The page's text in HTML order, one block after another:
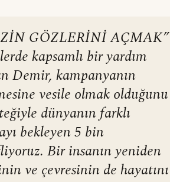
GÖZLERİNİ AÇMAK”
kapsamlı bir yardım
Demir, kampanyanın
vesile olmak olduğunu
dünyanın farklı
bekleyen 5 bin
Bir insanın yeniden
ve çevresinin de hayatını